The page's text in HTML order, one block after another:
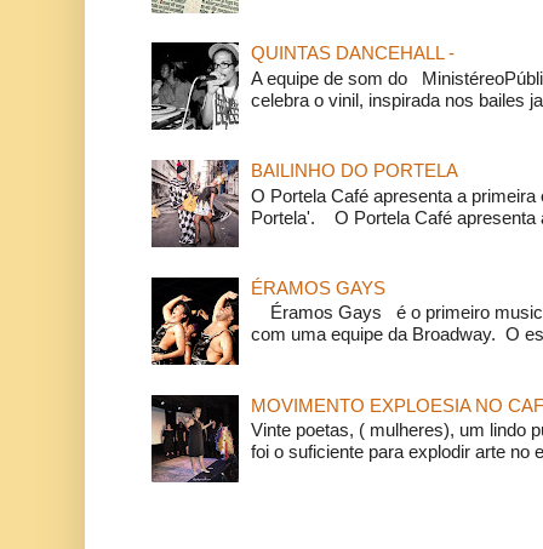
QUINTAS DANCEHALL -
A equipe de som do
celebra o vinil, inspirada nos bailes
BAILINHO DO PORTELA
O Portela Café apresenta a
Portela'. O Portela Café apresenta
ÉRAMOS GAYS
Éramos Gays é o primeiro
com uma equipe da Broadway. O
MOVIMENTO EXPLOESIA NO
Vinte poetas, ( mulheres), um lindo
foi o suficiente para explodir arte no